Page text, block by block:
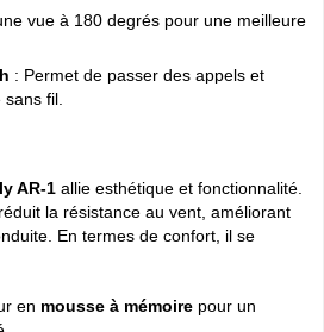
vue à 180 degrés pour une meilleure
: Permet de passer des appels et
fil.
AR-1 allie esthétique et fonctionnalité.
la résistance au vent, améliorant
En termes de confort, il se
en mousse à mémoire pour un